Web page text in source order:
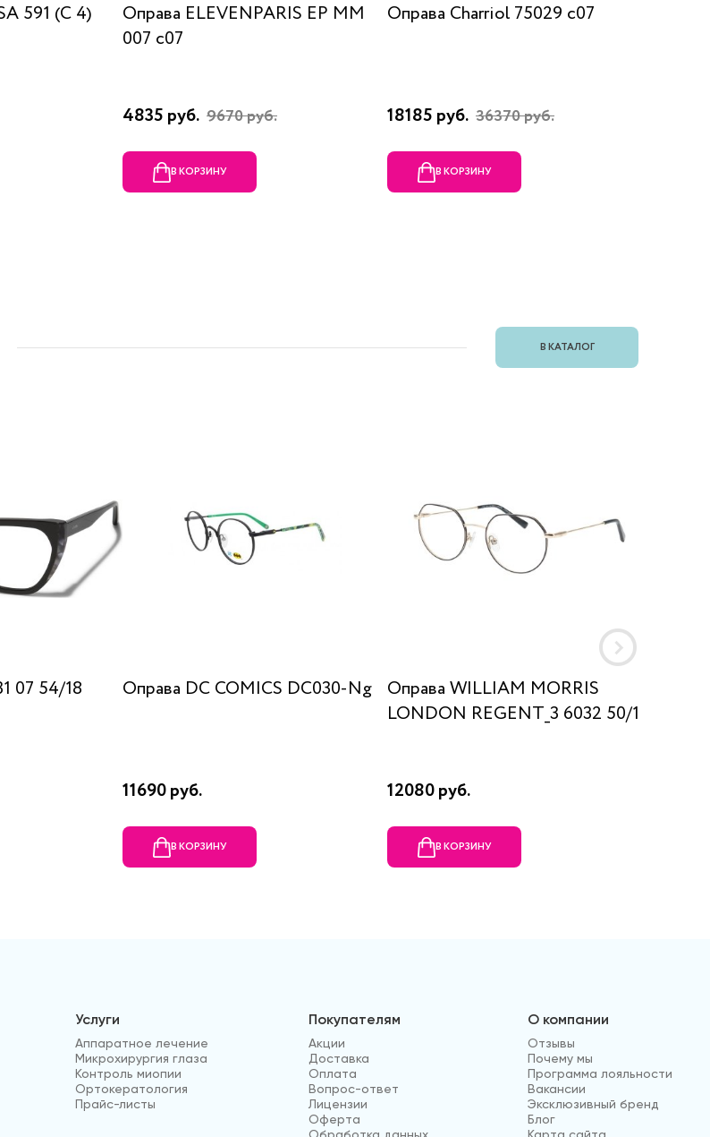
591 (C 4)
Оправа ELEVENPARIS EP MM
007 c07
4835 руб. 9670 руб.
В КОРЗИНУ
Оправа Charriol 75029 c07
18185 руб. 36370 руб.
В КОРЗИНУ
В КАТАЛОГ
07 54/18 Оправа DC COMICS DC030-Ng
11690 руб.
В КОРЗИНУ
Оправа WILLIAM MORRIS
LONDON REGENT_3 6032 50/19
12080 руб.
В КОРЗИНУ
Услуги
Аппаратное лечение
Микрохирургия глаза
Контроль миопии
Ортокератология
Прайс-листы
Покупателям
Акции
Доставка
Оплата
Вопрос-ответ
Лицензии
Оферта
О компании
Отзывы
Почему мы
Программа лояльности
Вакансии
Эксклюзивный бренд
Блог